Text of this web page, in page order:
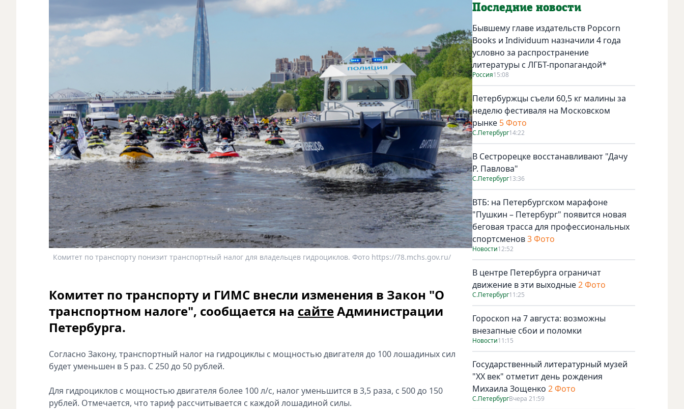
Комитет по транспорту понизит транспортный налог для владельцев гидроциклов. Фото https://78.mchs.gov.ru/
Комитет по транспорту и ГИМС внесли изменения в Закон "О
транспортном налоге", сообщается на сайтеАдминистрации
Петербурга.
Согласно Закону, транспортный налог на гидроциклы с мощностью двигателя до 100 лошадиных сил
будет уменьшен в 5 раз. С 250 до 50 рублей.
Для гидроциклов с мощностью двигателя более 100 л/с, налог уменьшится в 3,5 раза, с 500 до 150
рублей. Отмечается, что тариф рассчитывается с каждой лошадиной силы.
Социальная реклама
Последние новости
Бывшему главе издательств Popcorn
Books и Individuum назначили 4 года
условно за распространение
литературы с ЛГБТ-пропагандой*
Россия15:08
Петербуржцы съели 60,5 кг малины за
неделю фестиваля на Московском
рынке 5 Фото
С.Петербург14:22
В Сестрорецке восстанавливают "Дачу
Р. Павлова"
С.Петербург13:36
ВТБ: на Петербургском марафоне
"Пушкин – Петербург" появится новая
беговая трасса для профессиональных
спортсменов3 Фото
Новости12:52
В центре Петербурга ограничат
движение в эти выходные2 Фото
С.Петербург11:25
Гороскоп на 7 августа: возможны
внезапные сбои и поломки
Новости11:15
Государственный литературный музей
"ХХ век" отметит день рождения
Михаила Зощенко 2 Фото
С.ПетербургВчера 21:59